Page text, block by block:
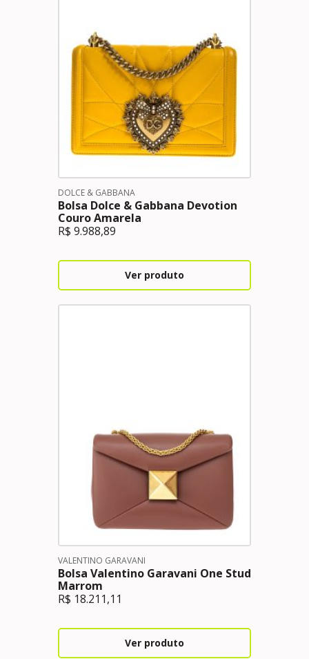
DOLCE & GABBANA
Bolsa Dolce & Gabbana Devotion
Couro Amarela
R$ 9.988,89
Ver produto
VALENTINO GARAVANI
Bolsa Valentino Garavani One Stud
Marrom
R$ 18.211,11
Ver produto